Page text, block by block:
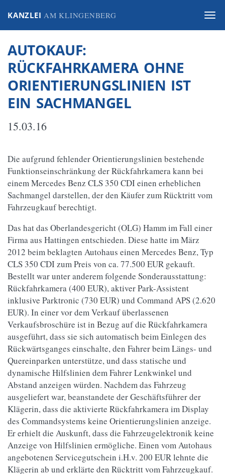
KANZLEI AM KLINGENBERG
AUTOKAUF:
RÜCKFAHRKAMERA OHNE
ORIENTIERUNGSLINIEN IST
EIN SACHMANGEL
15.03.16
Die aufgrund fehlender Orientierungslinien bestehende
Funktionseinschränkung der Rückfahrkamera kann bei
einem Mercedes Benz CLS 350 CDI einen erheblichen
Sachmangel darstellen, der den Käufer zum Rücktritt vom
Fahrzeugkauf berechtigt.
Das hat das Oberlandesgericht (OLG) Hamm im Fall einer
Firma aus Hattingen entschieden. Diese hatte im März
2012 beim beklagten Autohaus einen Mercedes Benz, Typ
CLS 350 CDI zum Preis von ca. 77.500 EUR gekauft.
Bestellt war unter anderem folgende Sonderausstattung:
Rückfahrkamera (400 EUR), aktiver Park-Assistent
inklusive Parktronic (730 EUR) und Command APS (2.620
EUR). In einer vor dem Verkauf überlassenen
Verkaufsbroschüre ist in Bezug auf die Rückfahrkamera
ausgeführt, dass sie sich automatisch beim Einlegen des
Rückwärtsganges einschalte, den Fahrer beim Längs- und
Quereinparken unterstütze, und dass statische und
dynamische Hilfslinien dem Fahrer Lenkwinkel und
Abstand anzeigen würden. Nachdem das Fahrzeug
ausgeliefert war, beanstandete der Geschäftsführer der
Klägerin, dass die aktivierte Rückfahrkamera im Display
des Commandsystems keine Orientierungslinien anzeige.
Er erhielt die Auskunft, dass die Fahrzeugelektronik keine
Anzeige von Hilfslinien ermögliche. Einen vom Autohaus
angebotenen Servicegutschein i.H.v. 200 EUR lehnte die
Klägerin ab und erklärte den Rücktritt vom Fahrzeugkauf.